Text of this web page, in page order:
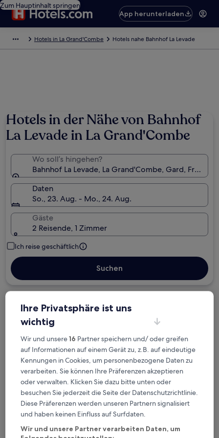
Zum Hauptinhalt springen
App herunterladen
Hotels in La Grand'Combe Hotels nahe Bahnhof La Levade
Hotels in der Nähe von Bahnhof
La Levade in La Grand'Combe
Wo soll’s hingehen?
Bahnhof La Levade, La Grand'Combe, Gard,
Daten
So., 23. Aug. - Mo., 24. Aug.
Gäste
2 Reisende, 1 Zimmer
Ich reise geschäftlich
Suchen
Kostenlose Stornierung bei
Planänderungen
Verdiene Prämien für jede
wahrgenommene Übernachtung
Mehr sparen mit Preisen für Mitglieder
Überprüfe die Preise für diese Daten
Ihre Privatsphäre ist uns
wichtig
Wir und unsere16 Partner speichern und/ oder greifen
auf Informationen auf einem Gerät zu, z.B. auf eindeutige
Kennungen in Cookies, um personenbezogene Daten zu
verarbeiten. Sie können Ihre Präferenzen akzeptieren
oder verwalten. Klicken Sie dazu bitte unten oder
besuchen Sie jederzeit die Seite der Datenschutzrichtlinie.
Diese Präferenzen werden unseren Partnern signalisiert
und haben keinen Einfluss auf Surfdaten.
Wir und unsere Partner verarbeiten Daten, um